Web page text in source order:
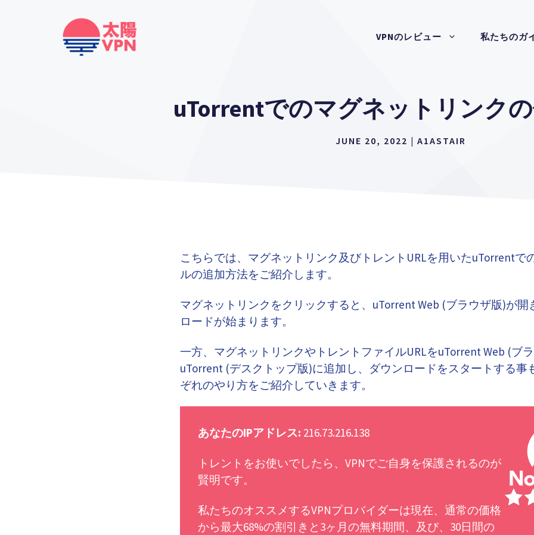
VPNのレビュー 私たちのガ
uTorrentでのマグネットリンク
JUNE 20, 2022 | A1ASTAIR
こちらでは、マグネットリンク及びトレントURLを用いたuTorrentで
ルの追加方法をご紹介します。
マグネットリンクをクリックすると、uTorrent Web (ブラウザ版)が開
ロードが始まります。
一方、マグネットリンクやトレントファイルURLをuTorrent Web (ブ
uTorrent (デスクトップ版)に追加し、ダウンロードをスタートする事
ぞれのやり方をご紹介していきます。
あなたのIPアドレス: 216.73.216.138
トレントをお使いでしたら、VPNでご自身を保護されるのが
賢明です。
私たちのオススメするVPNプロバイダーは現在、通常の価格
から最大68%の割引きと3ヶ月の無料期間、及び、30日間の